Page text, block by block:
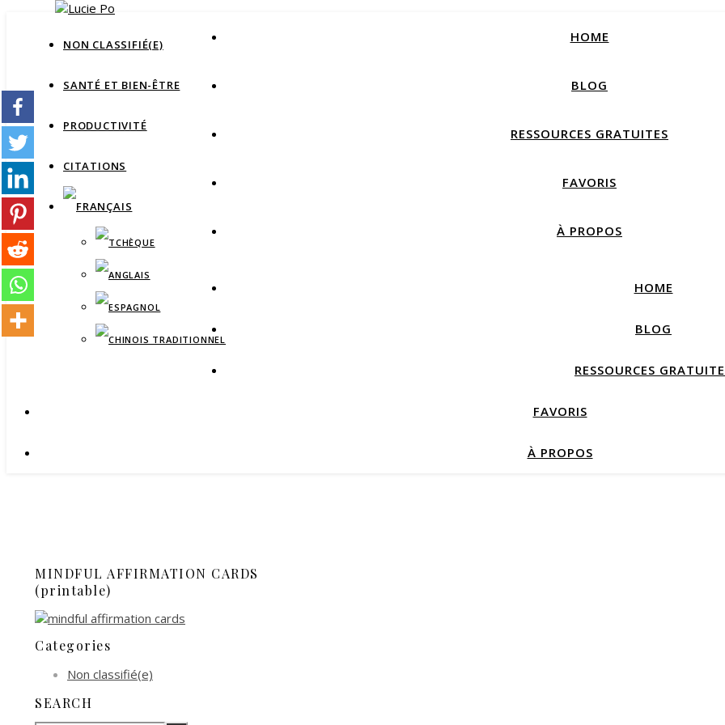
NON CLASSIFIÉ(E)
SANTÉ ET BIEN-ÊTRE
PRODUCTIVITÉ
CITATIONS
HOME
BLOG
RESSOURCES GRATUITES
FAVORIS
À PROPOS
HOME
BLOG
RESSOURCES
FAVORIS
À PROPOS
MINDFUL AFFIRMATION CARDS
(printable)
Categories
Non classifié(e)
SEARCH